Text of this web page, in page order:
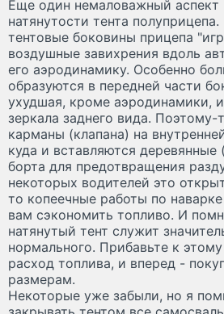
Еще один немаловажный аспект
натянутости тента
тентовые боковины прицепа
воздушные завихрения вдоль
его аэродинамику. Особенно
образуются в передней части
ухудшая, кроме аэродинамики,
зеркала заднего вида.
карманы (клапана) на
куда и вставляются
борта для предотвращения
некоторых водителей это
то копеечные работы по
вам сэкономить топливо. И
натянутый тент служит
нормального. Прибавьте к
расход топлива, и вперед -
размерам.
Некоторые уже забыли, но я